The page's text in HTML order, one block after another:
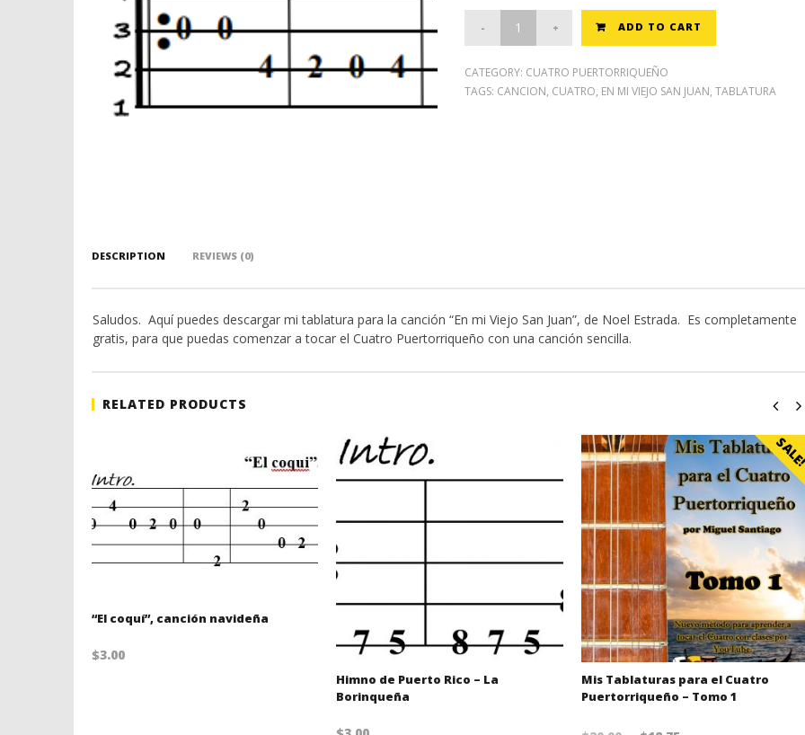
$3.00.$0.00.
ADD TO CART
CATEGORY: CUATRO PUERTORRIQUEÑO
TAGS: CANCION, CUATRO, EN MI VIEJO SAN JUAN, TABLATURA
DESCRIPTION REVIEWS (0)
Saludos. Aquí puedes descargar mi tablatura para la canción “En mi Viejo San Juan”, de Noel Estrada. Es completamente
gratis, para que puedas comenzar a tocar el Cuatro Puertorriqueño con una canción sencilla.
RELATED PRODUCTS
“El coquí”, canción navideña
$3.00
Himno de Puerto Rico – La
Borinqueña
Mis Tablaturas para el Cuatro
Puertorriqueño – Tomo 1